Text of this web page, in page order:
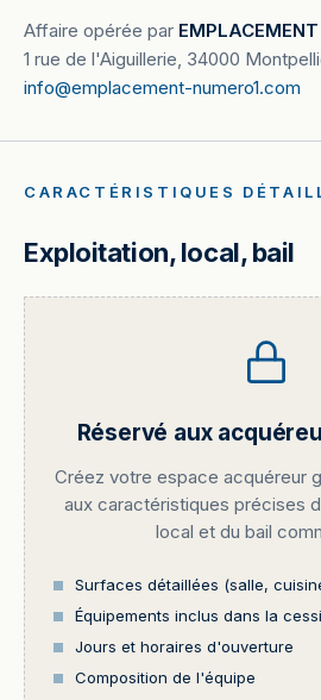
Affaire opérée par
1 rue de l'Aiguillerie, 34000
info@emplacement-numero1.com
CARACTÉRISTIQUES
Exploitation, local, bail
Réservé aux
Créez votre espace acquéreur
aux caractéristiques précises
local et du bail
Surfaces détaillées (salle,
Équipements inclus dans la
Jours et horaires d'ouverture
Composition de l'équipe